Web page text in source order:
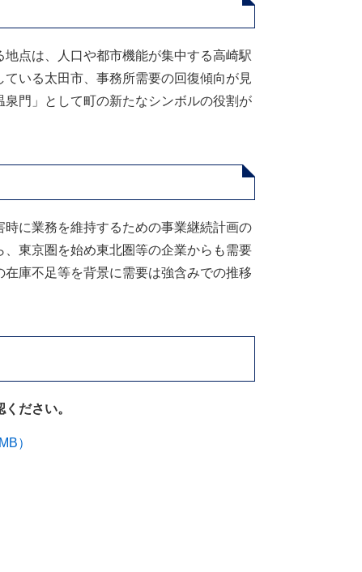
点は、人口や都市機能が集中する高崎駅
いる太田市、事務所需要の回復傾向が見
門」として町の新たなシンボルの役割が
に業務を維持するための事業継続計画の
東京圏を始め東北圏等の企業からも需要
庫不足等を背景に需要は強含みでの推移
ださい。
）